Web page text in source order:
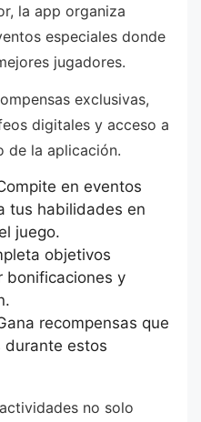
la app organiza
especiales donde
jugadores.
exclusivas,
digitales y acceso a
de la aplicación.
en eventos
tus habilidades en
juego.
objetivos
bonificaciones y
recompensas que
durante estos
no solo